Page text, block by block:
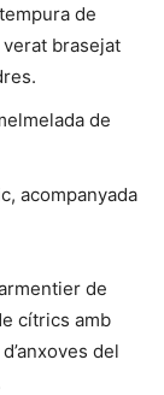
de
brasejat
de
acompanyada
de
cítrics amb
del